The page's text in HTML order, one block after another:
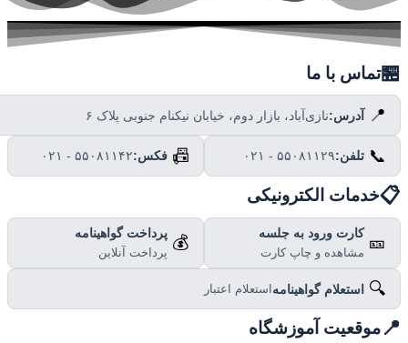
تماس با ما
📍 آدرس:نازی‌آباد، بازار دوم، خیابان نیکنام جنوبی پلاک ۶
📞 تلفن:۰۲۱ - ۵۵۰۸۱۱۲۹ 📠 فکس:۰۲۱ - ۵۵۰۸۱۱۴۲
خدمات الکترونیکی
🎫 کارت ورود به جلسه
مشاهده و چاپ کارت
💰 پرداخت گواهینامه
پرداخت آنلاین
🔍 استعلام گواهینامهاستعلام اعتبار
موقعیت آموزشگاه